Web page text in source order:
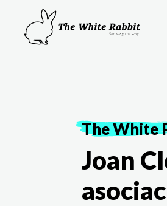
The White
Joan